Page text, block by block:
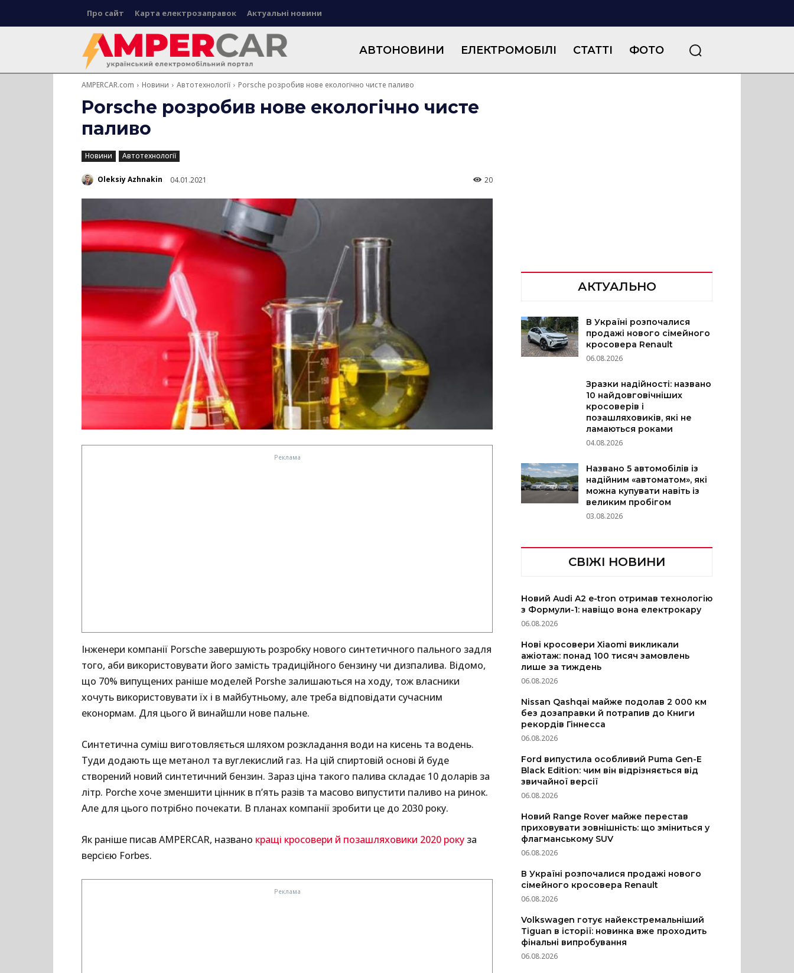
Про сайт Карта електрозаправок Актуальні новини
АВТОНОВИНИ ЕЛЕКТРОМОБІЛІ СТАТТІ ФОТО
AMPERCAR.com Новини Автотехнології Porsche розробив нове екологічно чисте паливо
Porsche розробив нове екологічно чисте
паливо
Новини Автотехнології
Oleksiy Azhnakin 04.01.2021 20
Інженери компанії Porsche завершують розробку нового синтетичного пального задля
того, аби використовувати його замість традиційного бензину чи дизпалива. Відомо,
що 70% випущених раніше моделей Porshe залишаються на ходу, тож власники
хочуть використовувати їх і в майбутньому, але треба відповідати сучасним
еконормам. Для цього й винайшли нове пальне.
Синтетична суміш виготовляється шляхом розкладання води на кисень та водень.
Туди додають ще метанол та вуглекислий газ. На цій спиртовій основі й буде
створений новий синтетичний бензин. Зараз ціна такого палива складає 10 доларів за
літр. Porche хоче зменшити цінник в п’ять разів та масово випустити паливо на ринок.
Але для цього потрібно почекати. В планах компанії зробити це до 2030 року.
Як раніше писав AMPERCAR, названо кращі кросовери й позашляховики 2020 рокуза
версією Forbes.
АКТУАЛЬНО
В Україні розпочалися
продажі нового сімейного
кросовера Renault
06.08.2026
Зразки надійності: названо
10 найдовговічніших
кросоверів і
позашляховиків, які не
ламаються роками
04.08.2026
Названо 5 автомобілів із
надійним «автоматом», які
можна купувати навіть із
великим пробігом
03.08.2026
СВІЖІ НОВИНИ
Новий Audi A2 e-tron отримав технологію
з Формули-1: навіщо вона електрокару
06.08.2026
Нові кросовери Xiaomi викликали
ажіотаж: понад 100 тисяч замовлень
лише за тиждень
06.08.2026
Nissan Qashqai майже подолав 2 000 км
без дозаправки й потрапив до Книги
рекордів Гіннесса
06.08.2026
Ford випустила особливий Puma Gen-E
Black Edition: чим він відрізняється від
звичайної версії
06.08.2026
Новий Range Rover майже перестав
приховувати зовнішність: що зміниться у
флагманському SUV
06.08.2026
В Україні розпочалися продажі нового
сімейного кросовера Renault
06.08.2026
Volkswagen готує найекстремальніший
Tiguan в історії: новинка вже проходить
фінальні випробування
06.08.2026